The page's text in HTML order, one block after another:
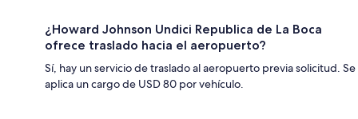
¿Howard Johnson Undici Republica de La Boca
ofrece traslado hacia el aeropuerto?
Sí, hay un servicio de traslado al aeropuerto previa solicitud. Se
aplica un cargo de USD 80 por vehículo.